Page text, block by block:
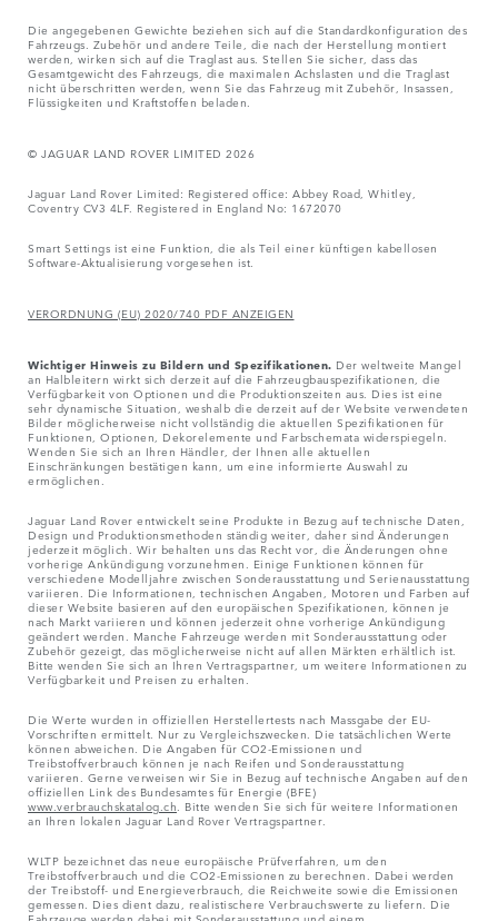
Die angegebenen Gewichte beziehen sich auf die Standardkonfiguration des
Fahrzeugs. Zubehör und andere Teile, die nach der Herstellung montiert
werden, wirken sich auf die Traglast aus. Stellen Sie sicher, dass das
Gesamtgewicht des Fahrzeugs, die maximalen Achslasten und die Traglast
nicht überschritten werden, wenn Sie das Fahrzeug mit Zubehör, Insassen,
Flüssigkeiten und Kraftstoffen beladen.
© JAGUAR LAND ROVER LIMITED 2026
Jaguar Land Rover Limited: Registered office: Abbey Road, Whitley,
Coventry CV3 4LF. Registered in England No: 1672070
Smart Settings ist eine Funktion, die als Teil einer künftigen kabellosen
Software-Aktualisierung vorgesehen ist.
VERORDNUNG (EU) 2020/740 PDF ANZEIGEN
Wichtiger Hinweis zu Bildern und Spezifikationen. Der weltweite Mangel
an Halbleitern wirkt sich derzeit auf die Fahrzeugbauspezifikationen, die
Verfügbarkeit von Optionen und die Produktionszeiten aus. Dies ist eine
sehr dynamische Situation, weshalb die derzeit auf der Website verwendeten
Bilder möglicherweise nicht vollständig die aktuellen Spezifikationen für
Funktionen, Optionen, Dekorelemente und Farbschemata widerspiegeln.
Wenden Sie sich an Ihren Händler, der Ihnen alle aktuellen
Einschränkungen bestätigen kann, um eine informierte Auswahl zu
ermöglichen.
Jaguar Land Rover entwickelt seine Produkte in Bezug auf technische Daten,
Design und Produktionsmethoden ständig weiter, daher sind Änderungen
jederzeit möglich. Wir behalten uns das Recht vor, die Änderungen ohne
vorherige Ankündigung vorzunehmen. Einige Funktionen können für
verschiedene Modelljahre zwischen Sonderausstattung und Serienausstattung
variieren. Die Informationen, technischen Angaben, Motoren und Farben auf
dieser Website basieren auf den europäischen Spezifikationen, können je
nach Markt variieren und können jederzeit ohne vorherige Ankündigung
geändert werden. Manche Fahrzeuge werden mit Sonderausstattung oder
Zubehör gezeigt, das möglicherweise nicht auf allen Märkten erhältlich ist.
Bitte wenden Sie sich an Ihren Vertragspartner, um weitere Informationen zu
Verfügbarkeit und Preisen zu erhalten.
Die Werte wurden in offiziellen Herstellertests nach Massgabe der EU-
Vorschriften ermittelt. Nur zu Vergleichszwecken. Die tatsächlichen Werte
können abweichen. Die Angaben für CO2-Emissionen und
Treibstoffverbrauch können je nach Reifen und Sonderausstattung
variieren. Gerne verweisen wir Sie in Bezug auf technische Angaben auf den
offiziellen Link des Bundesamtes für Energie (BFE)
www.verbrauchskatalog.ch. Bitte wenden Sie sich für weitere Informationen
an Ihren lokalen Jaguar Land Rover Vertragspartner.
WLTP bezeichnet das neue europäische Prüfverfahren, um den
Treibstoffverbrauch und die CO2-Emissionen zu berechnen. Dabei werden
der Treibstoff- und Energieverbrauch, die Reichweite sowie die Emissionen
gemessen. Dies dient dazu, realistischere Verbrauchswerte zu liefern. Die